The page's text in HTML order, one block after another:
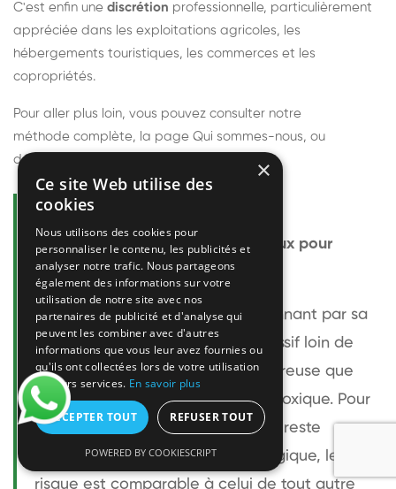
C'est enfin une discrétion professionnelle, particulièrement
appréciée dans les exploitations agricoles, les
hébergements touristiques, les commerces et les
copropriétés.
Pour aller plus loin, vous pouvez consulter notre
méthode complète, la page Qui sommes-nous, ou
découvrir
Questions fréquentes
Le frelon européen est-il dangereux pour
l'homme ?
Le frelon européen est impressionnant par sa
taille mais relativement peu agressif loin de
son nid. Sa piqûre est plus douloureuse que
celle d'une guêpe sans être plus toxique. Pour
une personne non allergique, elle reste
bénigne. Pour une personne allergique, le
risque est comparable à celui de tout autre
×
Ce site Web utilise des
cookies
Nous utilisons des cookies pour
personnaliser le contenu, les publicités et
analyser notre trafic. Nous partageons
également des informations sur votre
utilisation de notre site avec nos
partenaires de publicité et d'analyse qui
peuvent les combiner avec d'autres
informations que vous leur avez fournies ou
qu'ils ont collectées lors de votre utilisation
de leurs services. En savoir plus
ACCEPTER TOUT REFUSER TOUT
POWERED BY COOKIESCRIPT